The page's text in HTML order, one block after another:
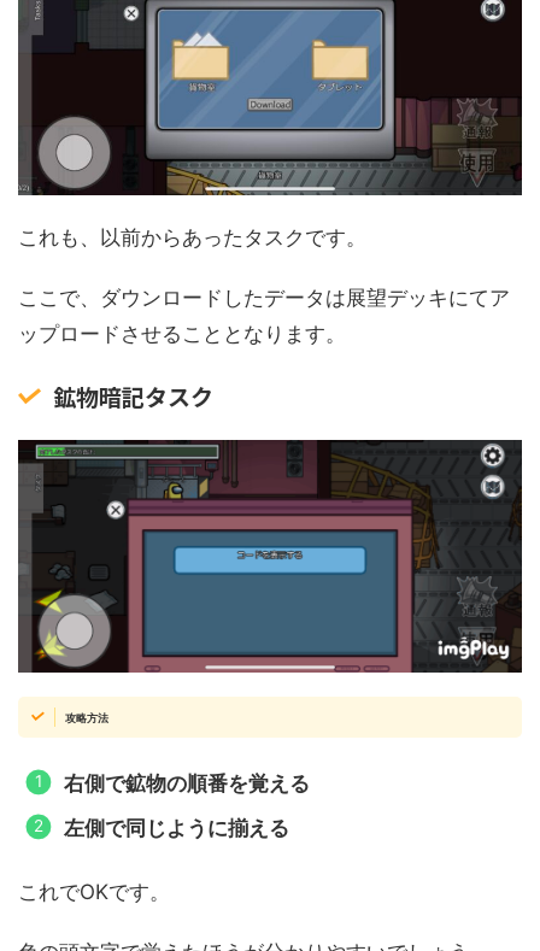
これも、以前からあったタスクです。
ここで、ダウンロードしたデータは展望デッキにてア
ップロードさせることとなります。
鉱物暗記タスク
攻略方法
右側で鉱物の順番を覚える
左側で同じように揃える
これでOKです。